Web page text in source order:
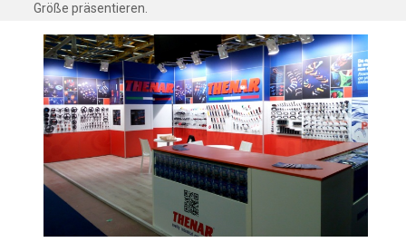
Größe präsentieren.